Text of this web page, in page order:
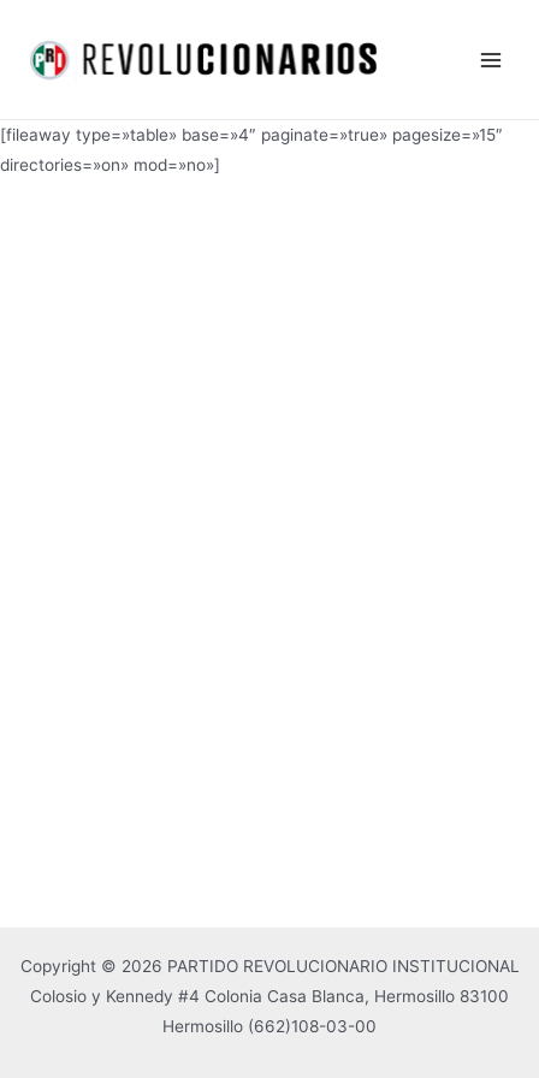
contenido
[fileaway type=»table» base=»4″ paginate=»true» pagesize=»15″
directories=»on» mod=»no»]
Copyright © 2026 PARTIDO REVOLUCIONARIO INSTITUCIONAL
Colosio y Kennedy #4 Colonia Casa Blanca, Hermosillo 83100
Hermosillo (662)108-03-00